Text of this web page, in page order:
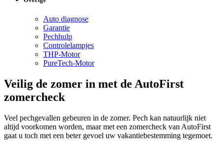
Auto diagnose
Garantie
Pechhulp
Controlelampjes
THP-Motor
PureTech-Motor
Veilig de zomer in met de AutoFirst
zomercheck
Veel pechgevallen gebeuren in de zomer. Pech kan natuurlijk niet
altijd voorkomen worden, maar met een zomercheck van AutoFirst
gaat u toch met een beter gevoel uw vakantiebestemming tegemoet.